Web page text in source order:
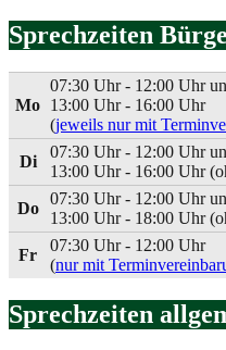
Sprechzeiten
Mo
07:30 Uhr - 12:00 Uhr
13:00 Uhr - 16:00 Uhr
(jeweils nur mit
Di
07:30 Uhr - 12:00 Uhr
13:00 Uhr - 16:00 Uhr
Do
07:30 Uhr - 12:00 Uhr
13:00 Uhr - 18:00 Uhr
Fr
07:30 Uhr - 12:00 Uhr
(nur mit
Sprechzeiten